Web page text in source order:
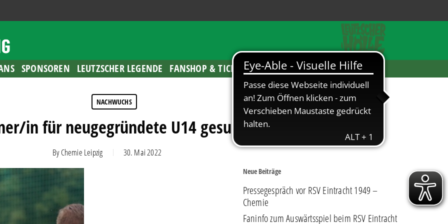
SPONSOREN LEUTZSCHER LEGENDE FANSHOP & TICKETS
NACHWUCHS
in für neugegründete U14 gesucht
ByChemie Leipzig 30. Mai 2022
Neue Beiträge
Pressegespräch vor RSV Eintracht 1949 –
Chemie
Faninfo zum Auswärtsspiel beim RSV Eintracht